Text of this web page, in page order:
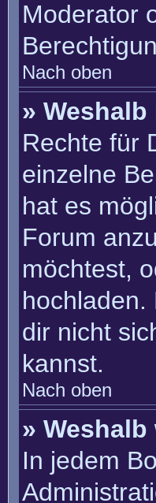
Moderator
Nach oben
»
Rechte für
einzelne
hat es
Forum
möchtest,
hochladen.
dir nicht
kannst.
Nach oben
»
In jedem